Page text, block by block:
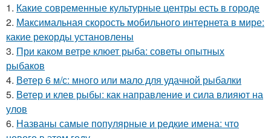
1. Какие современные культурные центры есть в городе
2. Максимальная скорость мобильного интернета в мире:
какие рекорды установлены
3. При каком ветре клюет рыба: советы опытных
рыбаков
4. Ветер 6 м/с: много или мало для удачной рыбалки
5. Ветер и клев рыбы: как направление и сила влияют на
улов
6. Названы самые популярные и редкие имена: что